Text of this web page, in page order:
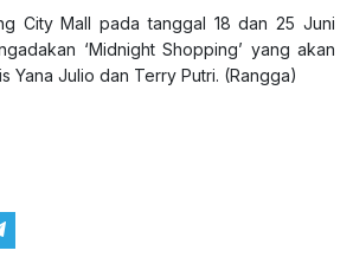
City Mall pada tanggal 18 dan 25 Juni
‘Midnight Shopping’ yang akan
Yana Julio dan Terry Putri. (Rangga)